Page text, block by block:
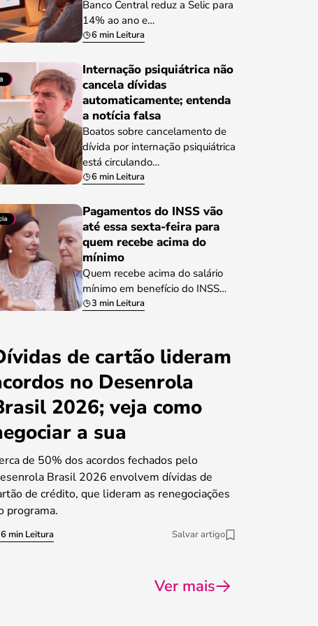
Banco Central reduz a Selic para
14% ao ano e…
6 min Leitura
Internação psiquiátrica não
cancela dívidas
automaticamente; entenda
a notícia falsa
Boatos sobre cancelamento de
dívida por internação psiquiátrica
está circulando…
6 min Leitura
Pagamentos do INSS vão
até essa sexta-feira para
quem recebe acima do
mínimo
Quem recebe acima do salário
mínimo em benefício do INSS…
3 min Leitura
de cartão lideram
no Desenrola
2026; veja como
a sua
de 50% dos acordos fechados pelo
Brasil 2026 envolvem dívidas de
de crédito, que lideram as renegociações
programa.
6 min Leitura Salvar artigo
Ver mais